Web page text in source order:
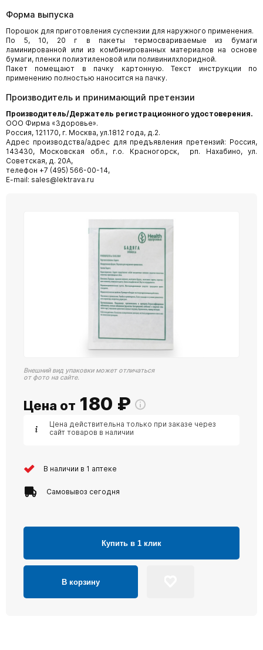
Форма выпуска
Порошок для приготовления суспензии для наружного применения.
По 5, 10, 20 г в пакеты термосвариваемые из бумаги
ламинированной или из комбинированных материалов на основе
бумаги, пленки полиэтиленовой или поливинилхлоридной.
Пакет помещают в пачку картонную. Текст инструкции по
применению полностью наносится на пачку.
Производитель и принимающий претензии
Производитель/Держатель регистрационного удостоверения.
ООО Фирма «Здоровье».
Россия, 121170, г. Москва, ул.1812 года, д.2.
Адрес производства/адрес для предъявления претензий: Россия,
143430, Московская обл., г.о. Красногорск, рп. Нахабино, ул.
Советская, д. 20А,
телефон +7 (495) 566-00-14,
E-mail: sales@lektrava.ru
Внешний вид упаковки может отличаться
от фото на сайте.
Цена от 180 ₽
Цена действительна только при заказе через
сайт товаров в наличии
В наличии в 1 аптеке
Самовывоз сегодня
Купить в 1 клик
В корзину